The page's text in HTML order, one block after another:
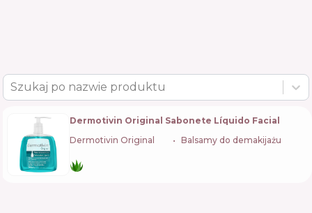
Szukaj po nazwie produktu
Dermotivin Original Sabonete Líquido Facial
Dermotivin Original
Balsamy do demakijażu